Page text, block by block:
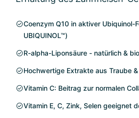
Coenzym Q10 in aktiver Ubiquinol-
UBIQUINOL™)
R-alpha-Liponsäure - natürlich &
Hochwertige Extrakte aus Traube
Vitamin C: Beitrag zur normalen
Vitamin E, C, Zink, Selen geeignet